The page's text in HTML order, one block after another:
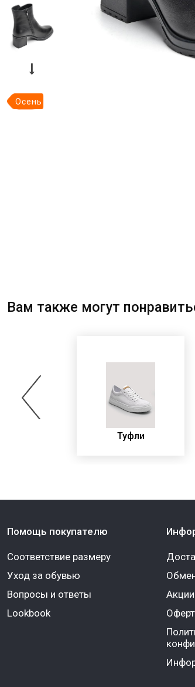
Осень
Вам также могут
Туфли
Помощь покупателю
Соответствие размеру
Уход за обувью
Вопросы и ответы
Lookbook
Акции